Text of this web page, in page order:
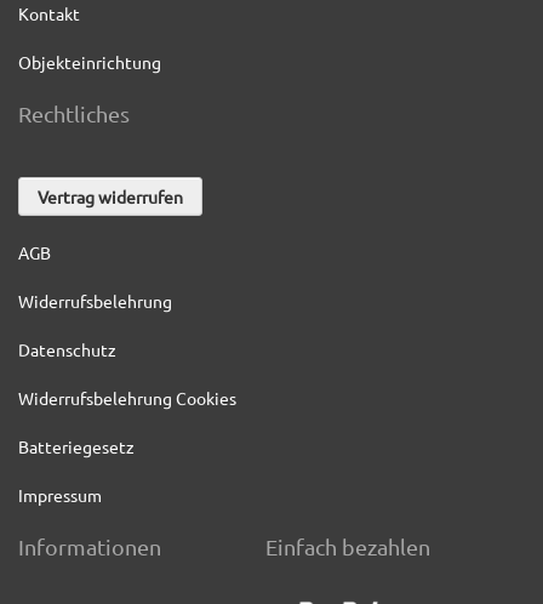
Kontakt
Objekteinrichtung
Rechtliches
Vertrag widerrufen
AGB
Widerrufsbelehrung
Datenschutz
Widerrufsbelehrung Cookies
Batteriegesetz
Impressum
Informationen Einfach bezahlen